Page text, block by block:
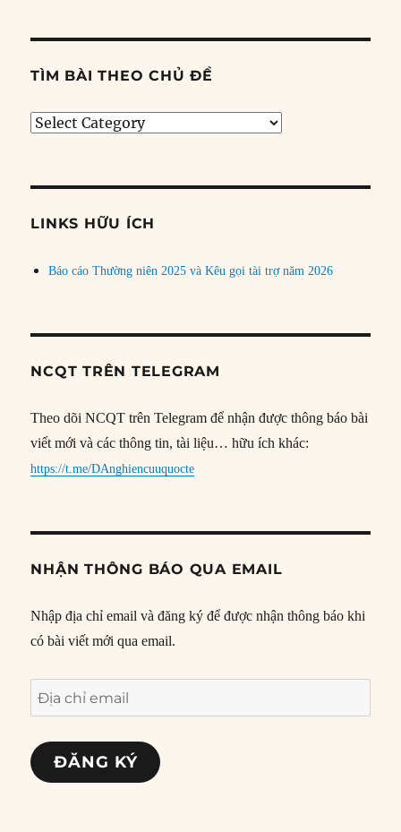
TÌM BÀI THEO CHỦ ĐỀ
Tìm
đề
LINKS HỮU ÍCH
Báo cáo Thường niên 2025 và Kêu gọi tài trợ năm 2026
NCQT TRÊN TELEGRAM
Theo dõi NCQT trên Telegram để nhận được thông báo bài
viết mới và các thông tin, tài liệu… hữu ích khác:
https://t.me/DAnghiencuuquocte
NHẬN THÔNG BÁO QUA EMAIL
Nhập địa chỉ email và đăng ký để được nhận thông báo khi
có bài viết mới qua email.
Địa
chỉ
email
ĐĂNG KÝ